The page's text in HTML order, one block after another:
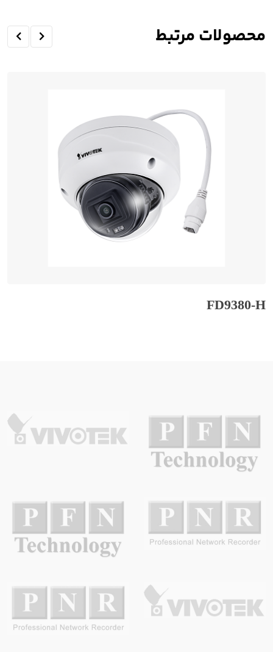
محصولات مرتبط
FD9380-H